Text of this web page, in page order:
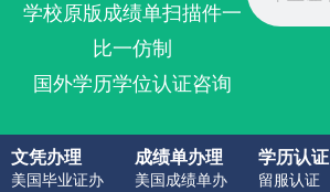
学校原版成绩单扫描件一
比一仿制
国外学历学位认证咨询
文凭办理
美国毕业证办
成绩单办理
美国成绩单办
学历认证
留服认证